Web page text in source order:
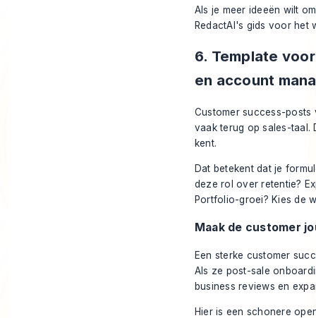
Als je meer ideeën wilt
RedactAI's gids voor het
6. Template
en account
Customer success-posts
vaak terug op sales-taal.
kent.
Dat betekent dat je
deze rol over retentie?
Portfolio-groei? Kies de
Maak de customer
Een sterke customer
Als ze post-sale
business reviews en
Hier is een schonere